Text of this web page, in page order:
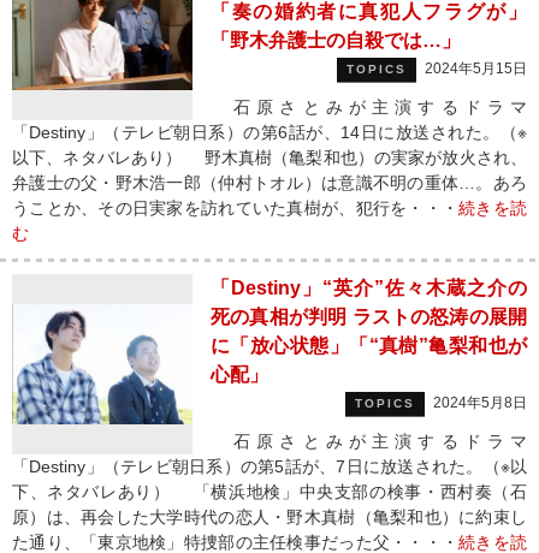
「奏の婚約者に真犯人フラグが」
「野木弁護士の自殺では…」
TOPICS 2024年5月15日
石原さとみが主演するドラマ
「Destiny」（テレビ朝日系）の第6話が、14日に放送された。（※
以下、ネタバレあり） 野木真樹（亀梨和也）の実家が放火され、
弁護士の父・野木浩一郎（仲村トオル）は意識不明の重体…。あろ
うことか、その日実家を訪れていた真樹が、犯行を・・・続きを読
む
「Destiny」“英介”佐々木蔵之介の
死の真相が判明 ラストの怒涛の展開
に「放心状態」「“真樹”亀梨和也が
心配」
TOPICS 2024年5月8日
石原さとみが主演するドラマ
「Destiny」（テレビ朝日系）の第5話が、7日に放送された。（※以
下、ネタバレあり） 「横浜地検」中央支部の検事・西村奏（石
原）は、再会した大学時代の恋人・野木真樹（亀梨和也）に約束し
た通り、「東京地検」特捜部の主任検事だった父・・・・続きを読